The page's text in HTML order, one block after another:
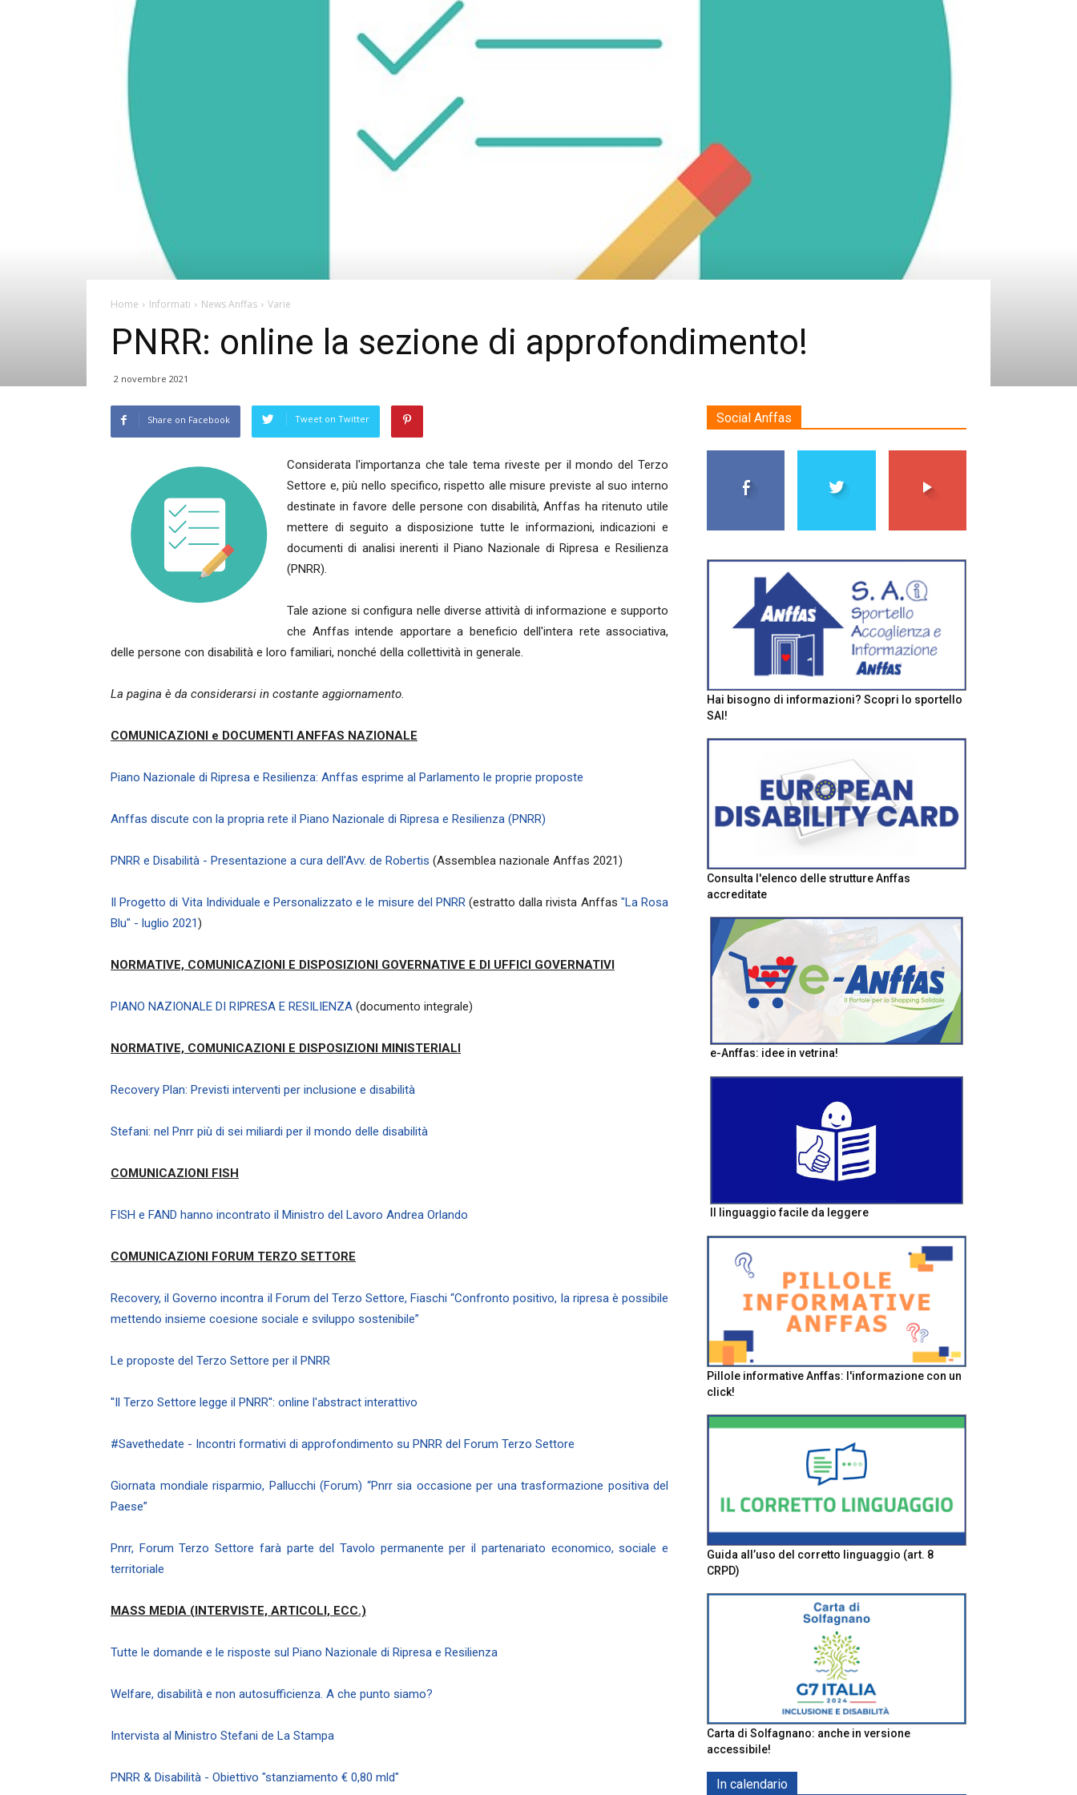
Home Informati News Anffas Varie
PNRR: online la sezione di approfondimento!
2 novembre 2021
Share on Facebook Tweet on Twitter
Considerata l'importanza che tale tema riveste per il mondo del Terzo
Settore e, più nello specifico, rispetto alle misure previste al suo interno
destinate in favore delle persone con disabilità, Anffas ha ritenuto utile
mettere di seguito a disposizione tutte le informazioni, indicazioni e
documenti di analisi inerenti il Piano Nazionale di Ripresa e Resilienza
(PNRR).
Tale azione si configura nelle diverse attività di informazione e supporto
che Anffas intende apportare a beneficio dell'intera rete associativa,
delle persone con disabilità e loro familiari, nonché della collettività in generale.
La pagina è da considerarsi in costante aggiornamento.
COMUNICAZIONI e DOCUMENTI ANFFAS NAZIONALE
Piano Nazionale di Ripresa e Resilienza: Anffas esprime al Parlamento le proprie proposte
Anffas discute con la propria rete il Piano Nazionale di Ripresa e Resilienza (PNRR)
PNRR e Disabilità - Presentazione a cura dell'Avv. de Robertis (Assemblea nazionale Anffas 2021)
Il Progetto di Vita Individuale e Personalizzato e le misure del PNRR(estratto dalla rivista Anffas "La Rosa
Blu" - luglio 2021)
NORMATIVE, COMUNICAZIONI E DISPOSIZIONI GOVERNATIVE E DI UFFICI GOVERNATIVI
PIANO NAZIONALE DI RIPRESA E RESILIENZA (documento integrale)
NORMATIVE, COMUNICAZIONI E DISPOSIZIONI MINISTERIALI
Recovery Plan: Previsti interventi per inclusione e disabilità
Stefani: nel Pnrr più di sei miliardi per il mondo delle disabilità
COMUNICAZIONI FISH
FISH e FAND hanno incontrato il Ministro del Lavoro Andrea Orlando
COMUNICAZIONI FORUM TERZO SETTORE
Recovery, il Governo incontra il Forum del Terzo Settore, Fiaschi “Confronto positivo, la ripresa è possibile
mettendo insieme coesione sociale e sviluppo sostenibile”
Le proposte del Terzo Settore per il PNRR
''Il Terzo Settore legge il PNRR'': online l'abstract interattivo
#Savethedate - Incontri formativi di approfondimento su PNRR del Forum Terzo Settore
Giornata mondiale risparmio, Pallucchi (Forum) “Pnrr sia occasione per una trasformazione positiva del
Paese”
Pnrr, Forum Terzo Settore farà parte del Tavolo permanente per il partenariato economico, sociale e
territoriale
MASS MEDIA (INTERVISTE, ARTICOLI, ECC.)
Tutte le domande e le risposte sul Piano Nazionale di Ripresa e Resilienza
Welfare, disabilità e non autosufficienza. A che punto siamo?
Intervista al Ministro Stefani de La Stampa
PNRR & Disabilità - Obiettivo "stanziamento € 0,80 mld"
Social Anffas
Hai bisogno di informazioni? Scopri lo sportello
SAI!
Consulta l'elenco delle strutture Anffas
accreditate
e-Anffas: idee in vetrina!
Il linguaggio facile da leggere
Pillole informative Anffas: l'informazione con un
click!
Guida all’uso del corretto linguaggio (art. 8
CRPD)
Carta di Solfagnano: anche in versione
accessibile!
In calendario